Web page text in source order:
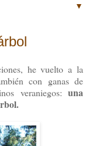
▼
he vuelto a la
con ganas de
veraniegos: una